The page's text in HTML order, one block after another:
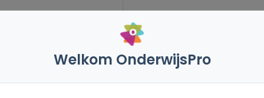
Welkom OnderwijsPro